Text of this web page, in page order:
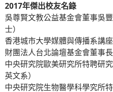
2017年傑出校友名錄
吳尊賢文教公益基金會董事吳
士）
香港城市大學媒體與傳播系講
財團法人台北論壇基金會董事
中央研究院歐美研究所特聘研
英文系）
中央研究院生物醫學科學究所